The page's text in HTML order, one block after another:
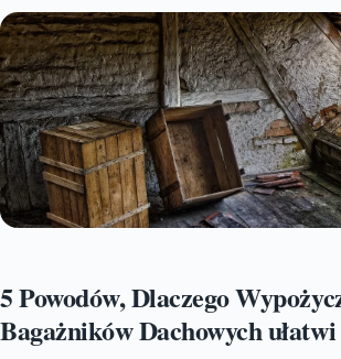
5 Powodów, Dlaczego
Bagażników Dachowych